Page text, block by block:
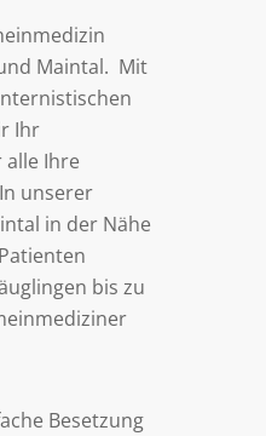
Maintal. Mit
Ihr
Ihre
unserer
in der Nähe
bis zu
Besetzung